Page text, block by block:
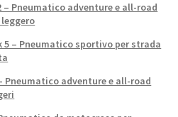
– Pneumatico adventure e all-road
– Pneumatico sportivo per strada
Pneumatico adventure e all-road